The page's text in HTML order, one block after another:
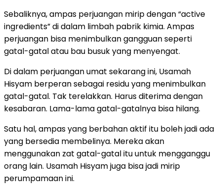
Sebaliknya, ampas perjuangan mirip dengan “active
ingredients” di dalam limbah pabrik kimia. Ampas
perjuangan bisa menimbulkan gangguan seperti
gatal-gatal atau bau busuk yang menyengat.
Di dalam perjuangan umat sekarang ini, Usamah
Hisyam berperan sebagai residu yang menimbulkan
gatal-gatal. Tak terelakkan. Harus diterima dengan
kesabaran. Lama-lama gatal-gatalnya bisa hilang.
Satu hal, ampas yang berbahan aktif itu boleh jadi ada
yang bersedia membelinya. Mereka akan
menggunakan zat gatal-gatal itu untuk mengganggu
orang lain. Usamah Hisyam juga bisa jadi mirip
perumpamaan ini.